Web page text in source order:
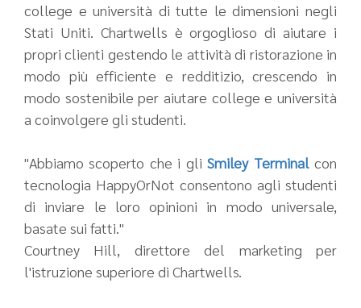
college e università di tutte le dimensioni negli
Stati Uniti. Chartwells è orgoglioso di aiutare i
propri clienti gestendo le attività di ristorazione in
modo più efficiente e redditizio, crescendo in
modo sostenibile per aiutare college e università
a coinvolgere gli studenti.
"Abbiamo scoperto che i gliSmiley Terminalcon
tecnologia HappyOrNot consentono agli studenti
di inviare le loro opinioni in modo universale,
basate sui fatti."
Courtney Hill, direttore del marketing per
l'istruzione superiore di Chartwells.